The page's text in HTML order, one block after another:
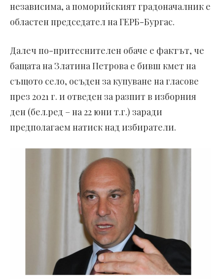
независима, а поморийският градоначалник е
областен председател на ГЕРБ-Бургас.
Далеч по-притеснителен обаче е фактът, че
бащата на Златина Петрова е бивш кмет на
същото село, осъден за купуване на гласове
през 2021 г. и отведен за разпит в изборния
ден (бел.ред – на 22 юни т.г.) заради
предполагаем натиск над избиратели.